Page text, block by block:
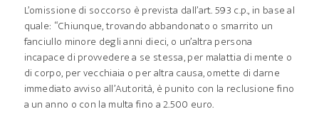
L’omissione di soccorso è prevista dall’art. 593 c.p., in base al
quale: “Chiunque, trovando abbandonato o smarrito un
fanciullo minore degli anni dieci, o un’altra persona
incapace di provvedere a se stessa, per malattia di mente o
di corpo, per vecchiaia o per altra causa, omette di darne
immediato avviso all’Autorità, è punito con la reclusione fino
a un anno o con la multa fino a 2.500 euro.